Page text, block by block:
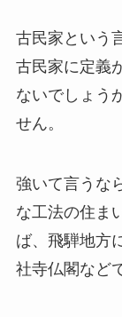
古民家という
古民家に定義
ないでしょう
せん。
強いて言うな
な工法の住ま
ば、飛騨地方
社寺仏閣など